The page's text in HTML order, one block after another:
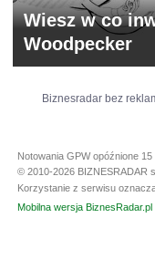
Wiesz w co
Woodpecker
Biznesradar bez
Notowania GPW opóźnione 15
© 2010-2026 BIZNESRADAR
Korzystanie z serwisu
Mobilna wersja BiznesRadar.pl